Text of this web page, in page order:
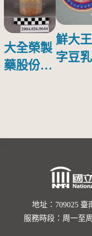
大全榮製
藥股份有
鮮大
字豆
地址：709025 臺
服務時段：周一至